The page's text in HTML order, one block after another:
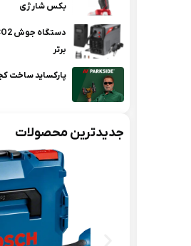
بکس شارژی
برتر
پارکساید ساخت
جدیدترین محصولات